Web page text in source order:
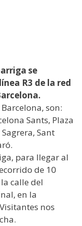
se
R3 de la red
son:
Sants, Plaza
Sant
para llegar al
de 10
calle del
en la
nos